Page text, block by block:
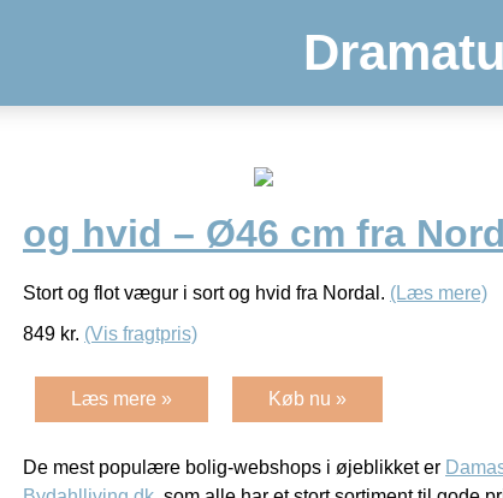
og hvid – Ø46 cm fra
Stort og flot vægur i sort og hvid fra Nordal. (Læs mere)
849 kr. (Vis fragtpris)
Læs mere » Køb nu »
De mest populære bolig-webshops i øjeblikket er